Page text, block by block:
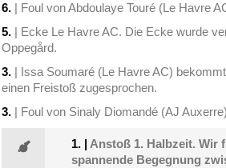
6. | Foul von Abdoulaye Touré (Le Havre
5. | Ecke Le Havre AC. Die Ecke wurde
Oppegård.
3. | Issa Soumaré (Le Havre AC)
einen Freistoß zugesprochen.
3. | Foul von Sinaly Diomandé (AJ
1. | Anstoß 1. Halbzeit. Wir
spannende Begegnung